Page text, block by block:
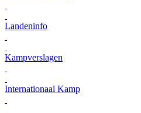
Landeninfo
Kampverslagen
Internationaal Kamp